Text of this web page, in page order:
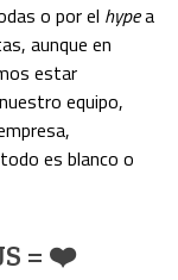
o por el hypea
aunque en
estar
equipo,
es blanco o
= ❤️